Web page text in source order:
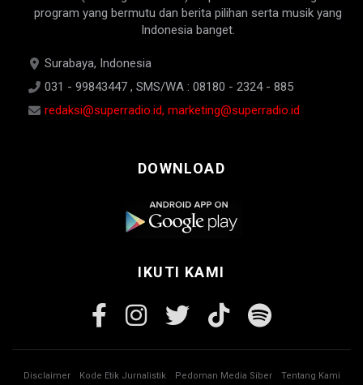
program yang bermutu dan berita pilihan serta musik yang
Indonesia banget.
Surabaya, Indonesia
031 - 99843447 , SMS/WA : 08180 - 2324 - 885
redaksi@superradio.id, marketing@superradio.id
DOWNLOAD
IKUTI KAMI
Disclaimer Kode Etik Jurnalistik Pedoman Media Siber Tentang Kami